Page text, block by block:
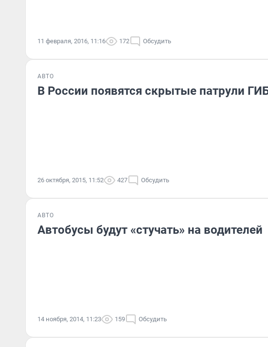
11 февраля, 2016, 11:16 172 Обсудить
АВТО
В России появятся скрытые патрули
26 октября, 2015, 11:52 427 Обсудить
АВТО
Автобусы будут «стучать» на водителей
14 ноября, 2014, 11:23 159 Обсудить